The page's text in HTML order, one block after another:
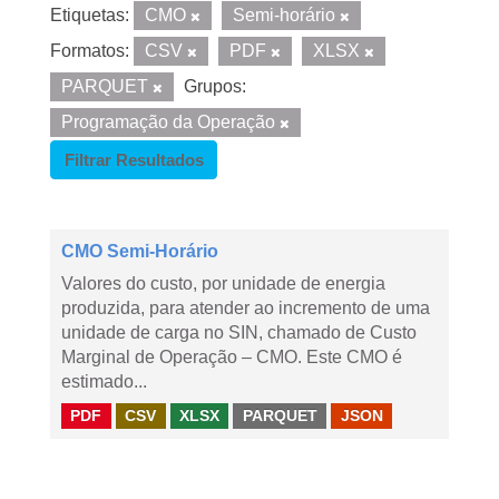
Etiquetas: CMO
Semi-horário
Formatos:
CSV PDF
XLSX
PARQUET
Grupos:
Programação da Operação
Filtrar Resultados
CMO Semi-Horário
Valores do custo, por unidade de energia
produzida, para atender ao incremento de uma
unidade de carga no SIN, chamado de Custo
Marginal de Operação – CMO. Este CMO é
estimado...
PDF CSV XLSX PARQUET JSON